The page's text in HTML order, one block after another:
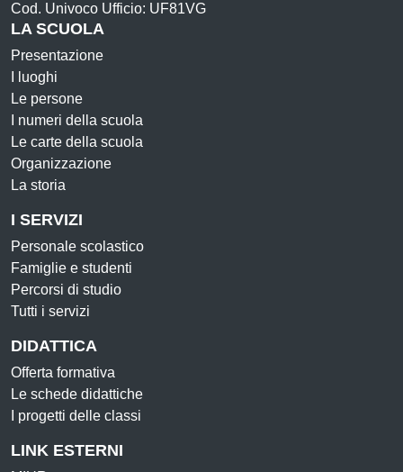
Cod. Univoco Ufficio: UF81VG
LA SCUOLA
Presentazione
I luoghi
Le persone
I numeri della scuola
Le carte della scuola
Organizzazione
La storia
I SERVIZI
Personale scolastico
Famiglie e studenti
Percorsi di studio
Tutti i servizi
DIDATTICA
Offerta formativa
Le schede didattiche
I progetti delle classi
LINK ESTERNI